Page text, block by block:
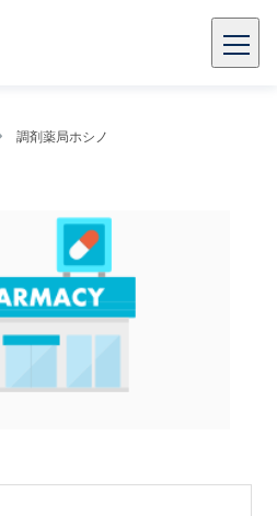
調剤薬局ホシノ